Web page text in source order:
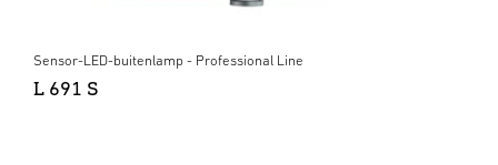
Sensor-LED-buitenlamp - Professional Line
L 691 S